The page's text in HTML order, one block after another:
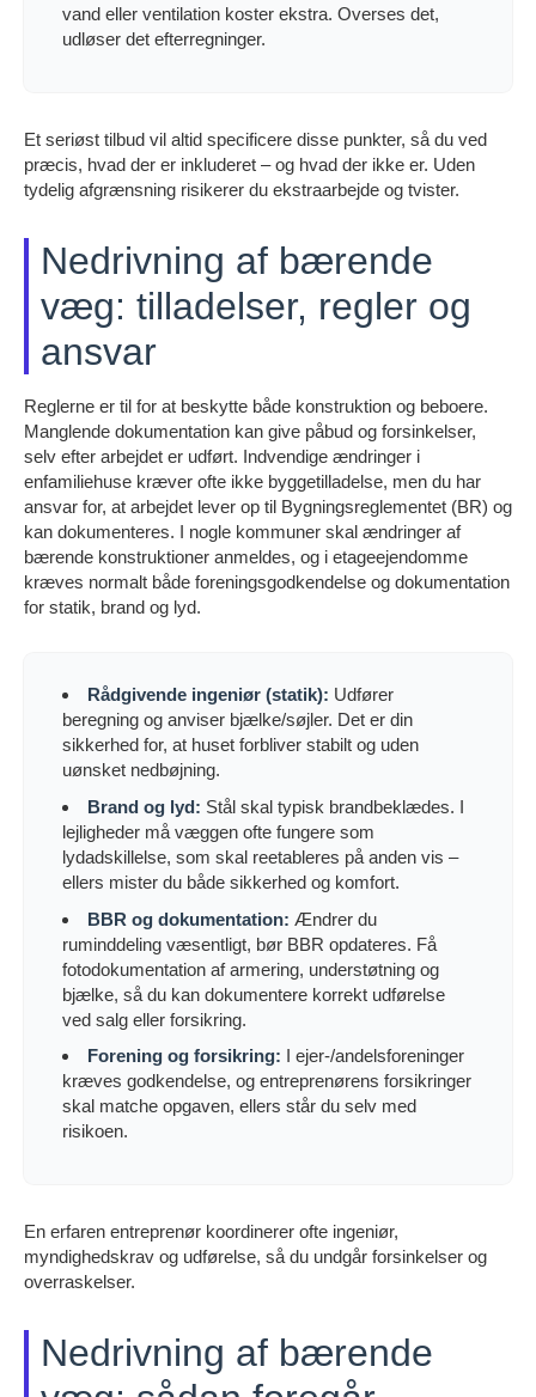
vand eller ventilation koster ekstra. Overses det,
udløser det efterregninger.
Et seriøst tilbud vil altid specificere disse punkter, så du ved
præcis, hvad der er inkluderet – og hvad der ikke er. Uden
tydelig afgrænsning risikerer du ekstraarbejde og tvister.
Nedrivning af bærende
væg: tilladelser, regler og
ansvar
Reglerne er til for at beskytte både konstruktion og beboere.
Manglende dokumentation kan give påbud og forsinkelser,
selv efter arbejdet er udført. Indvendige ændringer i
enfamiliehuse kræver ofte ikke byggetilladelse, men du har
ansvar for, at arbejdet lever op til Bygningsreglementet (BR) og
kan dokumenteres. I nogle kommuner skal ændringer af
bærende konstruktioner anmeldes, og i etageejendomme
kræves normalt både foreningsgodkendelse og dokumentation
for statik, brand og lyd.
Rådgivende ingeniør (statik): Udfører
beregning og anviser bjælke/søjler. Det er din
sikkerhed for, at huset forbliver stabilt og uden
uønsket nedbøjning.
Brand og lyd: Stål skal typisk brandbeklædes. I
lejligheder må væggen ofte fungere som
lydadskillelse, som skal reetableres på anden vis –
ellers mister du både sikkerhed og komfort.
BBR og dokumentation: Ændrer du
ruminddeling væsentligt, bør BBR opdateres. Få
fotodokumentation af armering, understøtning og
bjælke, så du kan dokumentere korrekt udførelse
ved salg eller forsikring.
Forening og forsikring: I ejer-/andelsforeninger
kræves godkendelse, og entreprenørens forsikringer
skal matche opgaven, ellers står du selv med
risikoen.
En erfaren entreprenør koordinerer ofte ingeniør,
myndighedskrav og udførelse, så du undgår forsinkelser og
overraskelser.
Nedrivning af bærende